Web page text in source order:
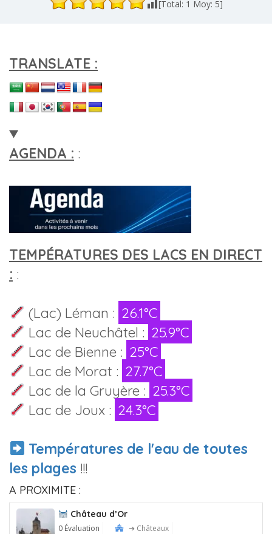
[Total: 1 Moy: 5]
TRANSLATE :
AGENDA : :
TEMPÉRATURES DES LACS EN DIRECT
: :
(Lac) Léman : 26.1°C
Lac de Neuchâtel : 25.9°C
Lac de Bienne : 25°C
Lac de Morat : 27.7°C
Lac de la Gruyère : 25.3°C
Lac de Joux : 24.3°C
Températures de l'eau de toutes
les plages !!!
A PROXIMITE :
Château d’Or
0 Évaluation
➔ Châteaux